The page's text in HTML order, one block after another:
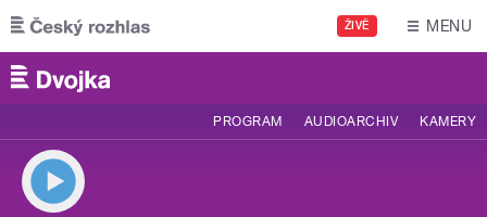
Přejít k hlavnímu obsahu
ŽIVĚ MENU
PROGRAM AUDIOARCHIV KAMERY